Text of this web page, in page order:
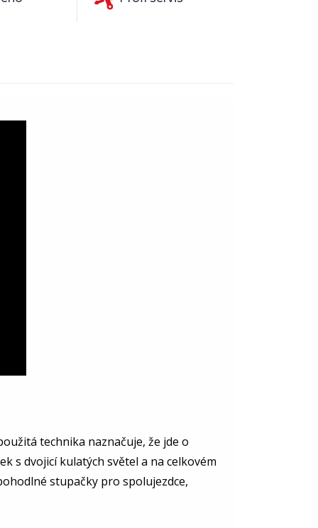
technika naznačuje, že jde o
s dvojicí kulatých světel a na celkovém
stupačky pro spolujezdce,